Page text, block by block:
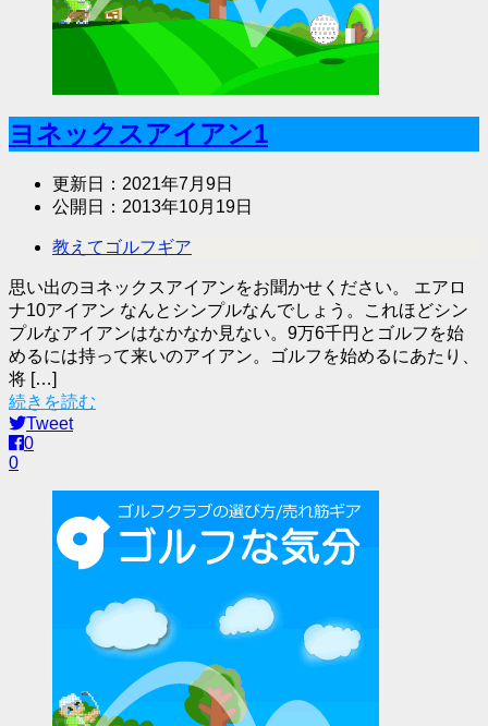
ヨネックスアイアン1
更新日： 2021年7月9日
公開日： 2013年10月19日
教えてゴルフギア
思い出のヨネックスアイアンをお聞かせください。 エアロ
ナ10アイアン なんとシンプルなんでしょう。これほどシン
プルなアイアンはなかなか見ない。9万6千円とゴルフを始
めるには持って来いのアイアン。ゴルフを始めるにあたり、
将 […]
続きを読む
Tweet
0
0